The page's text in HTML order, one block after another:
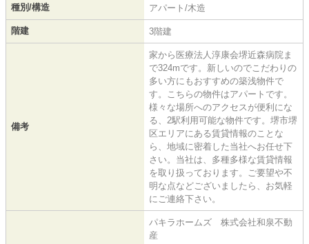
種別/構造 アパート/木造
階建 3階建
備考
家から医療法人淳康会堺近森病院ま
で324mです。新しいのでこだわりの
多い方にもおすすめの築浅物件で
す。こちらの物件はアパートです。
様々な場所へのアクセスが便利にな
る、2駅利用可能な物件です。堺市堺
区エリアにある賃貸情報のことな
ら、地域に密着した当社へお任せ下
さい。当社は、多種多様な賃貸情報
を取り扱っております。ご要望や不
明な点などございましたら、お気軽
にご連絡下さい。
パキラホームズ 株式会社和泉不動
産